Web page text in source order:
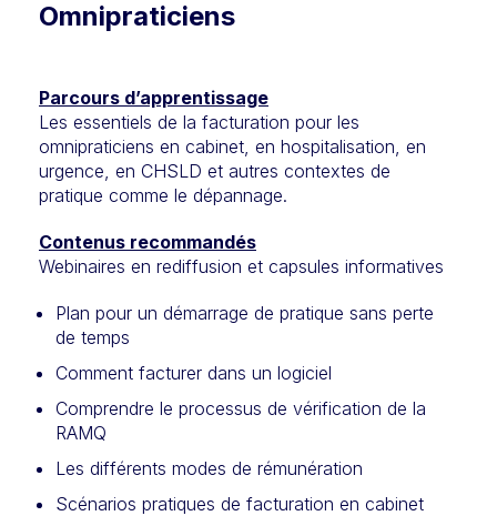
Omnipraticiens
Parcours d’apprentissage
Les essentiels de la facturation pour les
omnipraticiens en cabinet, en hospitalisation, en
urgence, en CHSLD et autres contextes de
pratique comme le dépannage.
Contenus recommandés
Webinaires en rediffusion et capsules informatives
Plan pour un démarrage de pratique sans perte
de temps
Comment facturer dans un logiciel
Comprendre le processus de vérification de la
RAMQ
Les différents modes de rémunération
Scénarios pratiques de facturation en cabinet